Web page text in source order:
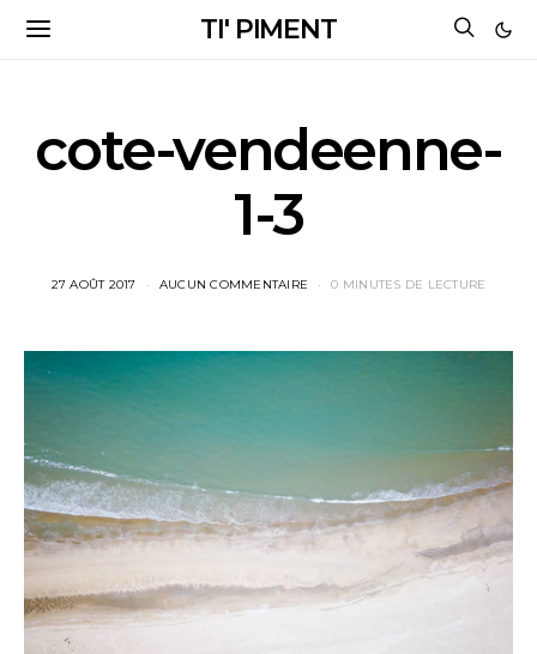
TI' PIMENT
cote-vendeenne-
1-3
27 AOÛT 2017 AUCUN COMMENTAIRE 0 MINUTES DE LECTURE